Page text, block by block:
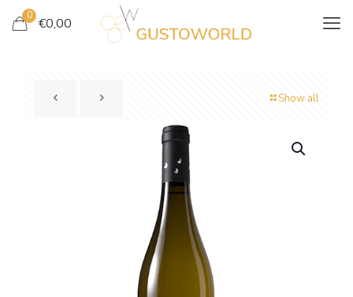
0 €0,00
Show all